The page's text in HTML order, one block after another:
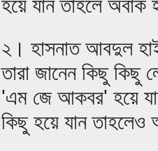
হয়ে যান তাহলে অবাক
২। হাসনাত আবদুল
তারা জানেন কিছু কিছু
'এম জে আকবর' হয়ে
কিছু হয়ে যান তাহলেও